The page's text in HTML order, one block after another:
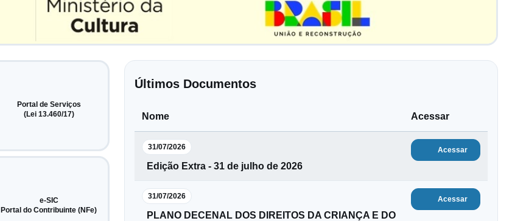
Portal de Serviços
(Lei 13.460/17)
e-SIC
Portal do Contribuinte (NFe)
Últimos Documentos
Nome Acessar
31/07/2026
Edição Extra - 31 de julho de 2026
Acessar
31/07/2026
PLANO DECENAL DOS DIREITOS DA CRIANÇA E DO
Acessar